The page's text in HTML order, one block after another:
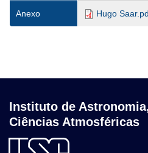
Anexo Hugo
Instituto de
Ciências Atmosféricas